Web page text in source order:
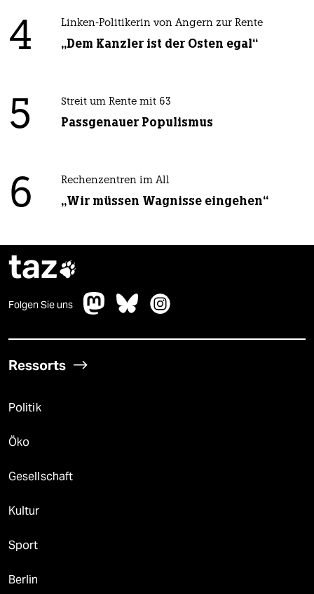
4 Linken-Politikerin von Angern zur Rente
„Dem Kanzler ist der Osten egal“
5 Streit um Rente mit 63
Passgenauer Populismus
6 Rechenzentren im All
„Wir müssen Wagnisse eingehen“
taz
Folgen Sie uns
Ressorts
Politik
Öko
Gesellschaft
Kultur
Sport
Berlin